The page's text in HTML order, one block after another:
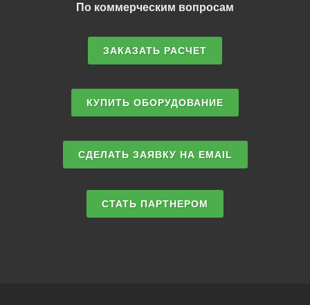
По коммерческим вопросам
ЗАКАЗАТЬ РАСЧЕТ
КУПИТЬ ОБОРУДОВАНИЕ
СДЕЛАТЬ ЗАЯВКУ НА EMAIL
СТАТЬ ПАРТНЕРОМ